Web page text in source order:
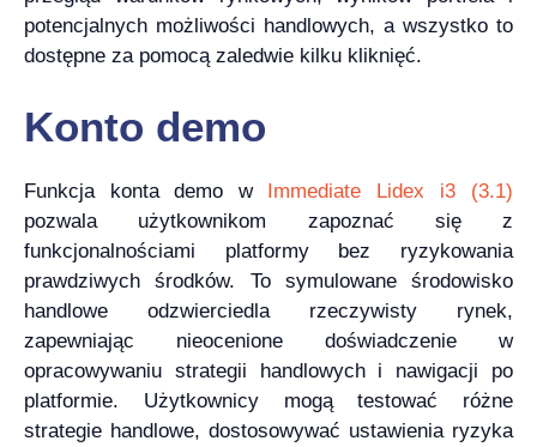
potencjalnych możliwości handlowych, a wszystko to
dostępne za pomocą zaledwie kilku kliknięć.
Konto demo
Funkcja konta demo w Immediate Lidex i3 (3.1)
pozwala użytkownikom zapoznać się z
funkcjonalnościami platformy bez ryzykowania
prawdziwych środków. To symulowane środowisko
handlowe odzwierciedla rzeczywisty rynek,
zapewniając nieocenione doświadczenie w
opracowywaniu strategii handlowych i nawigacji po
platformie. Użytkownicy mogą testować różne
strategie handlowe, dostosowywać ustawienia ryzyka